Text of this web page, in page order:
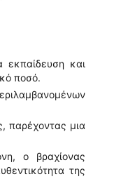
εκπαίδευση και
ποσό.
παρέχοντας μια
ο βραχίονας
της